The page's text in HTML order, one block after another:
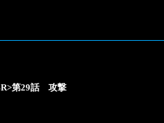
第29話 攻撃